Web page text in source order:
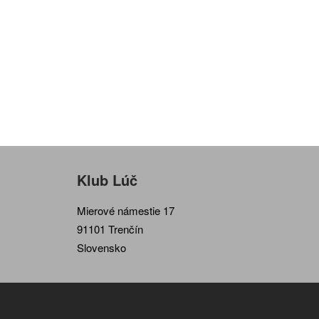
Klub Lúč
Mierové námestie 17
91101 Trenčín
Slovensko